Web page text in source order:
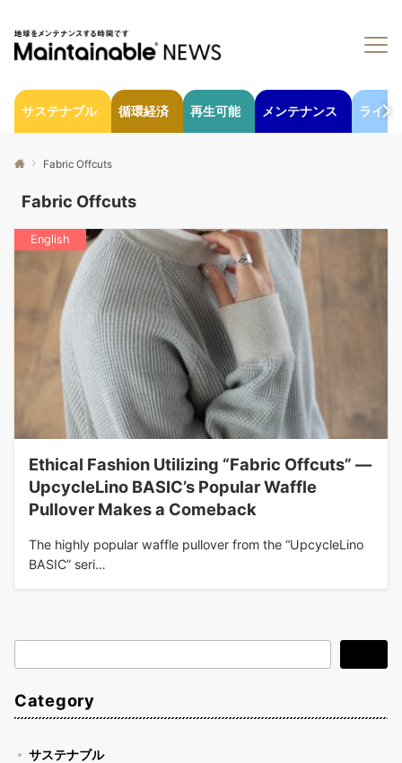
サステナブル 循環経済 再生可能 メンテナンス ライフ
Fabric Offcuts
Fabric Offcuts
English
Ethical Fashion Utilizing “Fabric Offcuts” —
UpcycleLino BASIC’s Popular Waffle
Pullover Makes a Comeback
The highly popular waffle pullover from the “UpcycleLino
BASIC” seri…
索
Category
サステナブル